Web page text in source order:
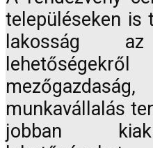
településeken is
lakosság
munkavállalás
jobban